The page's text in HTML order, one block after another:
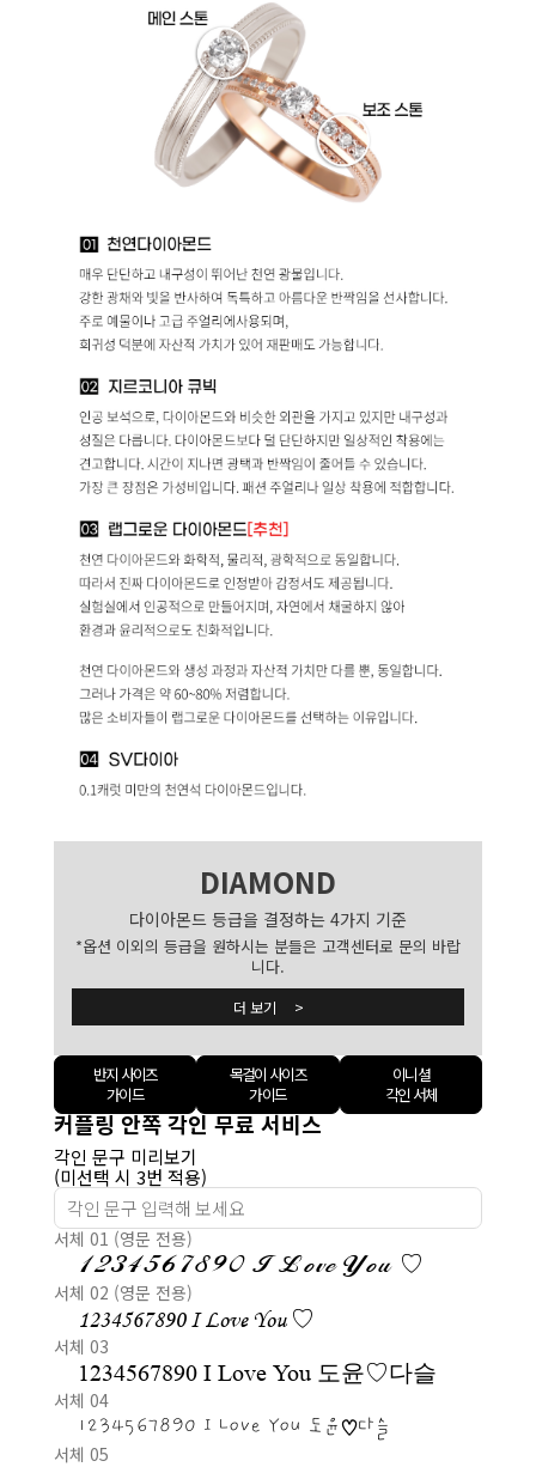
DIAMOND
다이아몬드 등급을 결정하는 4가지 기준
*옵션 이외의 등급을 원하시는 분들은 고객센터로 문의 바랍
니다.
더 보기 >
반지 사이즈
가이드
목걸이 사이즈
가이드
이니셜
각인 서체
커플링 안쪽 각인 무료 서비스
각인 문구 미리보기
(미선택 시 3번 적용)
서체 01 (영문 전용)
1234567890 I Love You ♡
서체 02 (영문 전용)
1234567890 I Love You ♡
서체 03
1234567890 I Love You 도윤♡다슬
서체 04
1234567890 I Love You 도윤♡다슬
서체 05